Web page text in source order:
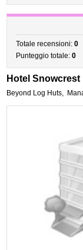
Totale recensioni:0
Punteggio totale:0
Hotel Snowcrest
Beyond Log Huts,